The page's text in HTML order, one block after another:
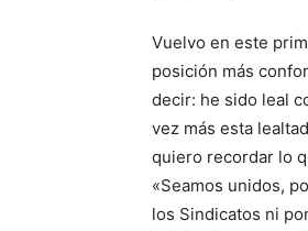
Vuelvo en este
posición más
decir: he sido leal
vez más esta
quiero recordar lo
«Seamos unidos,
los Sindicatos ni